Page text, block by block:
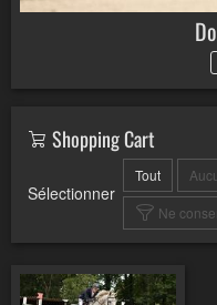
Shopping Cart
Sélectionner
Tout
Ne